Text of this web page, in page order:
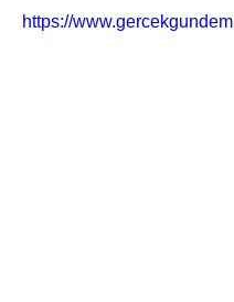
https://